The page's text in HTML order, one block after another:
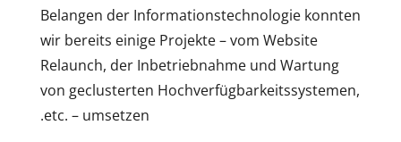
Belangen der Informationstechnologie konnten
wir bereits einige Projekte – vom Website
Relaunch, der Inbetriebnahme und Wartung
von geclusterten Hochverfügbarkeitssystemen,
etc. – umsetzen.